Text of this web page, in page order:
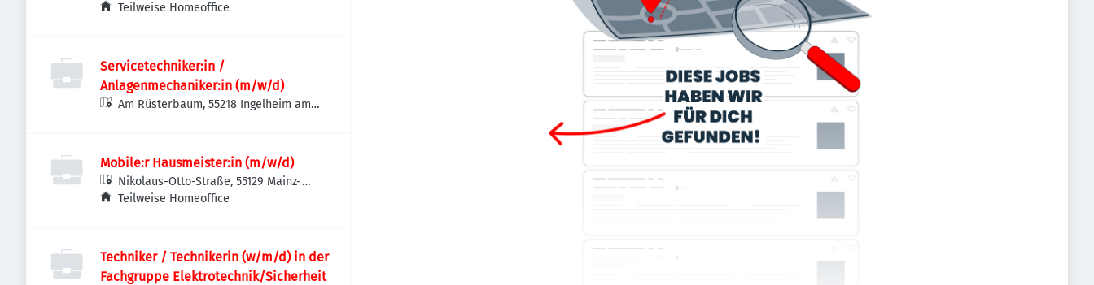
Deutschland
Teilweise Homeoffice
Servicetechniker:in /
Anlagenmechaniker:in (m/w/d)
Am Rüsterbaum, 55218 Ingelheim am
Mobile:r Hausmeister:in (m/w/d)
Nikolaus-Otto-Straße, 55129 Mainz-
Hechtsheim, Deutschland
Teilweise Homeoffice
Techniker / Technikerin (w/m/d) in der
Fachgruppe Elektrotechnik/Sicherheit